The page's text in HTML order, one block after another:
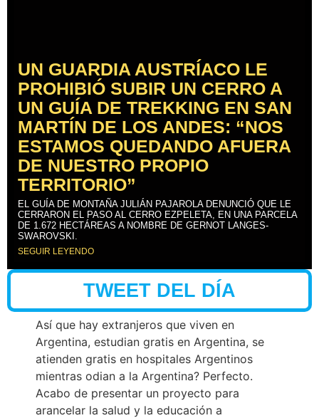
UN GUARDIA AUSTRÍACO LE
PROHIBIÓ SUBIR UN CERRO A
UN GUÍA DE TREKKING EN SAN
MARTÍN DE LOS ANDES: “NOS
ESTAMOS QUEDANDO AFUERA
DE NUESTRO PROPIO
TERRITORIO”
EL GUÍA DE MONTAÑA JULIÁN PAJAROLA DENUNCIÓ QUE LE
CERRARON EL PASO AL CERRO EZPELETA, EN UNA PARCELA
DE 1.672 HECTÁREAS A NOMBRE DE GERNOT LANGES-
SWAROVSKI.
SEGUIR LEYENDO
TWEET DEL DÍA
Así que hay extranjeros que viven en
Argentina, estudian gratis en Argentina, se
atienden gratis en hospitales Argentinos
mientras odian a la Argentina? Perfecto.
Acabo de presentar un proyecto para
arancelar la salud y la educación a